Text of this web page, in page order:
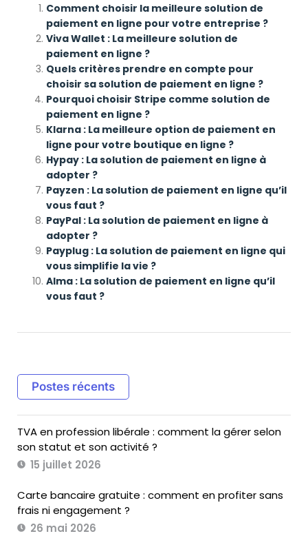
Comment choisir la meilleure solution de
paiement en ligne pour votre entreprise ?
Viva Wallet : La meilleure solution de
paiement en ligne ?
Quels critères prendre en compte pour
choisir sa solution de paiement en ligne ?
Pourquoi choisir Stripe comme solution de
paiement en ligne ?
Klarna : La meilleure option de paiement en
ligne pour votre boutique en ligne ?
Hypay : La solution de paiement en ligne à
adopter ?
Payzen : La solution de paiement en ligne qu’il
vous faut ?
PayPal : La solution de paiement en ligne à
adopter ?
Payplug : La solution de paiement en ligne qui
vous simplifie la vie ?
Alma : La solution de paiement en ligne qu’il
vous faut ?
Postes récents
TVA en profession libérale : comment la gérer selon
son statut et son activité ?
15 juillet 2026
Carte bancaire gratuite : comment en profiter sans
frais ni engagement ?
26 mai 2026